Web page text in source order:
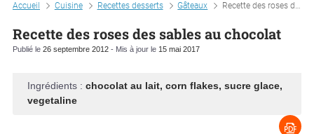
Accueil Cuisine Recettes desserts Gâteaux Recette des roses des sables au chocolat
Recette des roses des sables au chocolat
Publié le 26 septembre 2012 - Mis à jour le 15 mai 2017
Ingrédients : chocolat au lait, corn flakes, sucre glace,
vegetaline